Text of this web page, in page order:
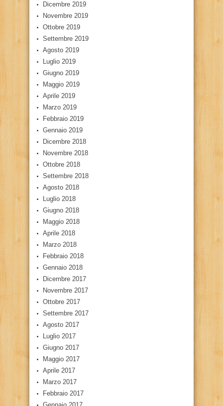
Dicembre 2019
Novembre 2019
Ottobre 2019
Settembre 2019
Agosto 2019
Luglio 2019
Giugno 2019
Maggio 2019
Aprile 2019
Marzo 2019
Febbraio 2019
Gennaio 2019
Dicembre 2018
Novembre 2018
Ottobre 2018
Settembre 2018
Agosto 2018
Luglio 2018
Giugno 2018
Maggio 2018
Aprile 2018
Marzo 2018
Febbraio 2018
Gennaio 2018
Dicembre 2017
Novembre 2017
Ottobre 2017
Settembre 2017
Agosto 2017
Luglio 2017
Giugno 2017
Maggio 2017
Aprile 2017
Marzo 2017
Febbraio 2017